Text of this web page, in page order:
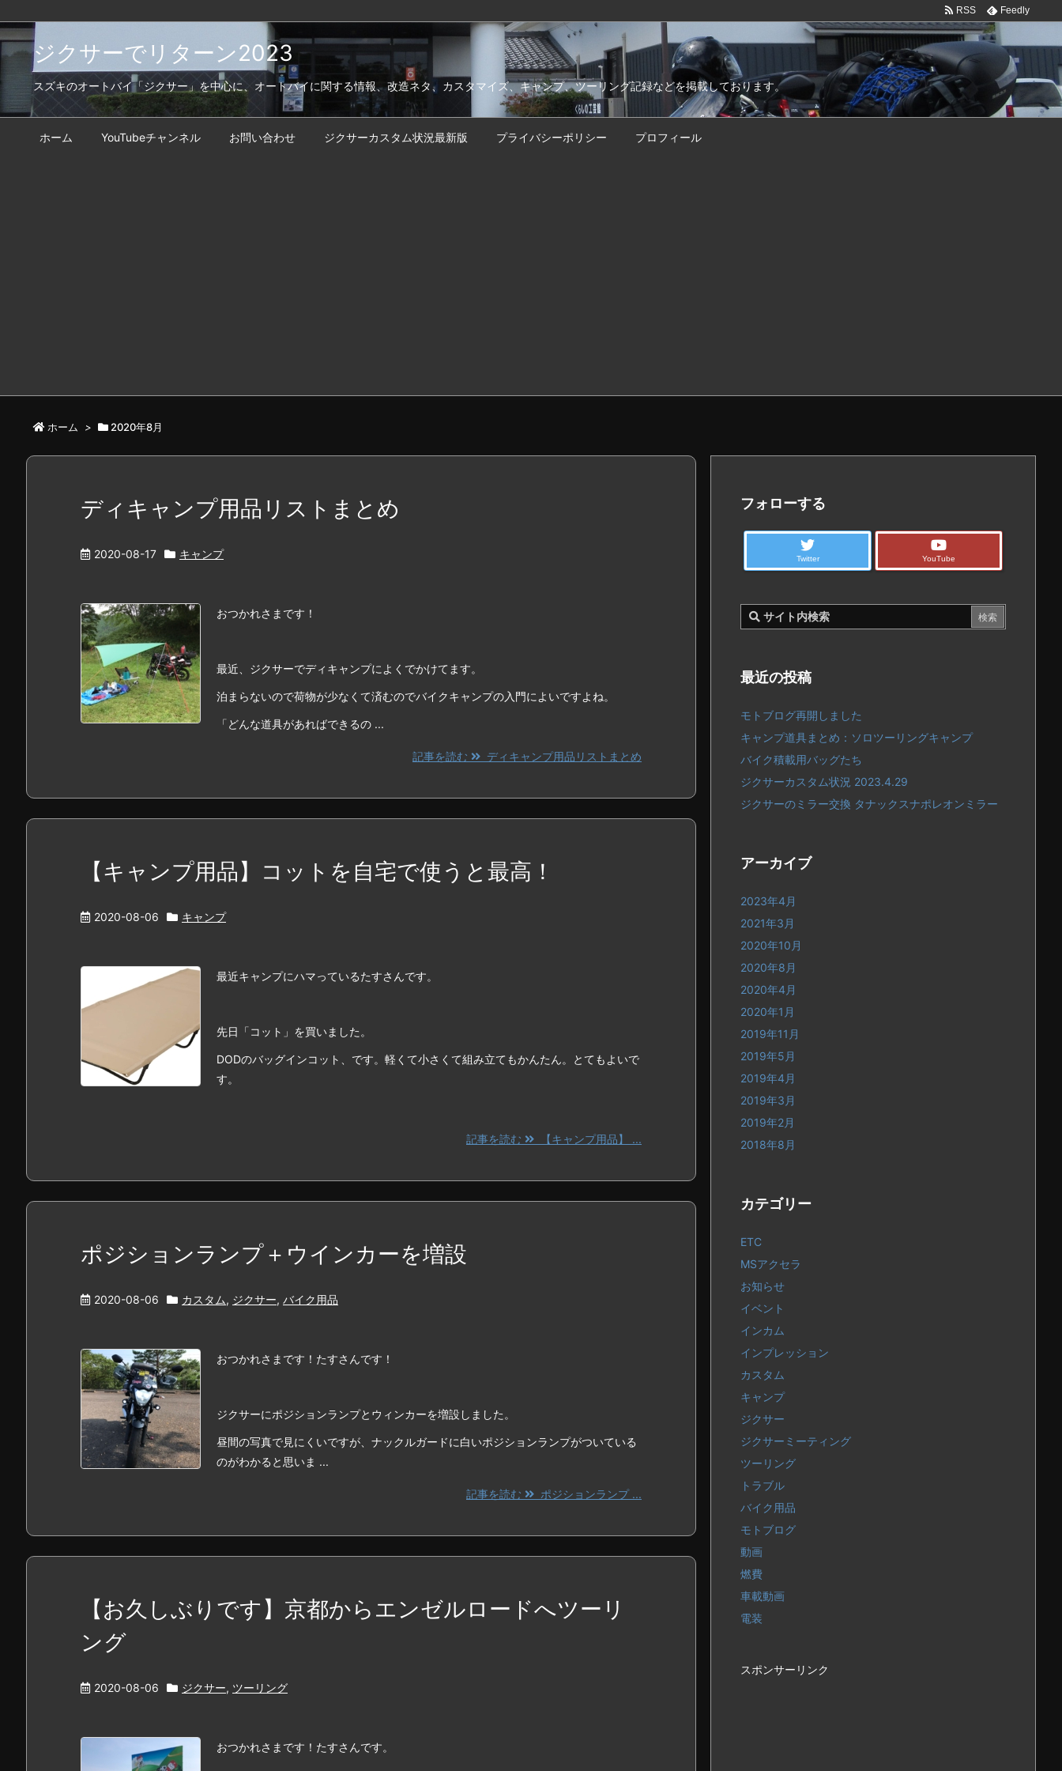
ジクサーでリターン2023
スズキのオートバイ「ジクサー」を中心に、オートバイに関する情報、改造ネタ、カスタマイズ、キャンプ、ツーリング記録などを掲載しております。
ホーム YouTubeチャンネル お問い合わせ ジクサーカスタム状況最新版 プライバシーポリシー プロフィール
RSS Feedly
ホーム > 2020年8月
ディキャンプ用品リストまとめ
2020-08-17 キャンプ
おつかれさまです！
最近、ジクサーでディキャンプによくでかけてます。
泊まらないので荷物が少なくて済むのでバイクキャンプの入門によいですよね。
「どんな道具があればできるの ...
記事を読む ディキャンプ用品リストまとめ
【キャンプ用品】コットを自宅で使うと最高！
2020-08-06 キャンプ
最近キャンプにハマっているたすさんです。
先日「コット」を買いました。
DODのバッグインコット、です。軽くて小さくて組み立てもかんたん。とてもよいで
す。
記事を読む 【キャンプ用品】 ...
ポジションランプ＋ウインカーを増設
2020-08-06 カスタム, ジクサー, バイク用品
おつかれさまです！たすさんです！
ジクサーにポジションランプとウィンカーを増設しました。
昼間の写真で見にくいですが、ナックルガードに白いポジションランプがついている
のがわかると思いま ...
記事を読む ポジションランプ ...
【お久しぶりです】京都からエンゼルロードへツーリ
ング
2020-08-06 ジクサー, ツーリング
おつかれさまです！たすさんです。
フォローする
Twitter YouTube
最近の投稿
モトブログ再開しました
キャンプ道具まとめ：ソロツーリングキャンプ
バイク積載用バッグたち
ジクサーカスタム状況 2023.4.29
ジクサーのミラー交換 タナックスナポレオンミラー
アーカイブ
2023年4月
2021年3月
2020年10月
2020年8月
2020年4月
2020年1月
2019年11月
2019年5月
2019年4月
2019年3月
2019年2月
2018年8月
カテゴリー
ETC
MSアクセラ
お知らせ
イベント
インカム
インプレッション
カスタム
キャンプ
ジクサー
ジクサーミーティング
ツーリング
トラブル
バイク用品
モトブログ
動画
燃費
車載動画
電装
スポンサーリンク